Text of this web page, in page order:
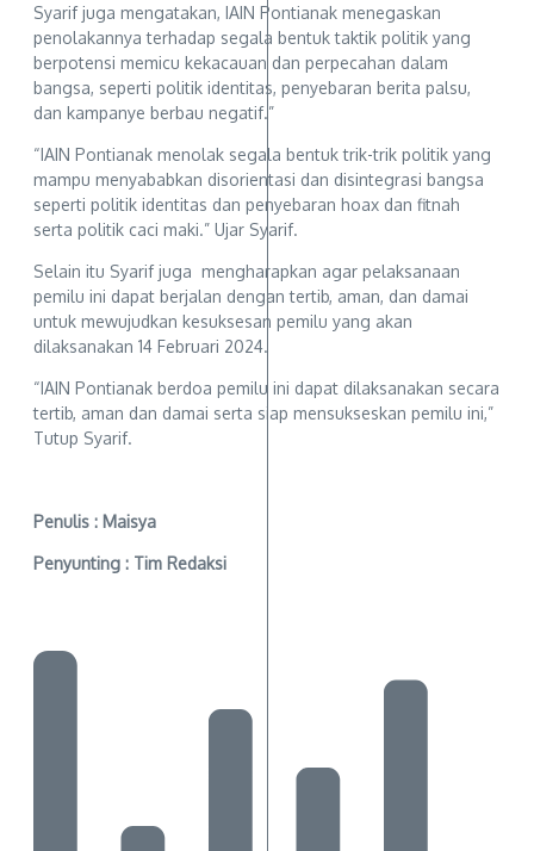
Syarif juga mengatakan, IAIN Pontianak menegaskan
penolakannya terhadap segala bentuk taktik politik yang
berpotensi memicu kekacauan dan perpecahan dalam
bangsa, seperti politik identitas, penyebaran berita palsu,
dan kampanye berbau negatif.”
“IAIN Pontianak menolak segala bentuk trik-trik politik yang
mampu menyababkan disorientasi dan disintegrasi bangsa
seperti politik identitas dan penyebaran hoax dan fitnah
serta politik caci maki.” Ujar Syarif.
Selain itu Syarif juga mengharapkan agar pelaksanaan
pemilu ini dapat berjalan dengan tertib, aman, dan damai
untuk mewujudkan kesuksesan pemilu yang akan
dilaksanakan 14 Februari 2024.
“IAIN Pontianak berdoa pemilu ini dapat dilaksanakan secara
tertib, aman dan damai serta siap mensukseskan pemilu ini,”
Tutup Syarif.
Penulis : Maisya
Penyunting : Tim Redaksi